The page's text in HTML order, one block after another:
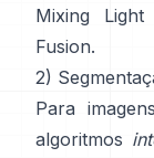
Mixing Light
Fusion.
2)
Para
algoritmos